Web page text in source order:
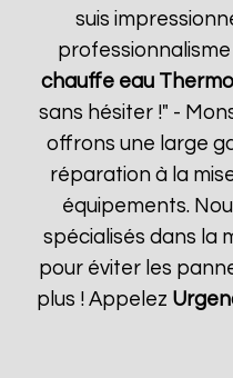
suis
chauffe eau
sans hésiter !" -
offrons une large
réparation à la
équipements.
spécialisés dans la
pour éviter les
plus ! Appelez